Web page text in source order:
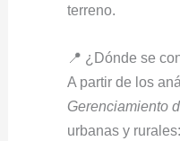
terreno.
📍 ¿Dónde se
A partir de los
Gerenciamiento
urbanas y rurales: